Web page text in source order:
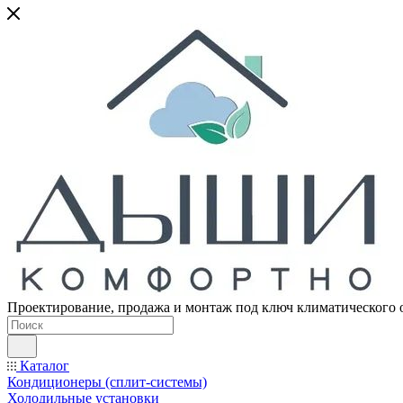
Проектирование, продажа и монтаж под ключ климатического
Каталог
Кондиционеры (сплит-системы)
Холодильные установки